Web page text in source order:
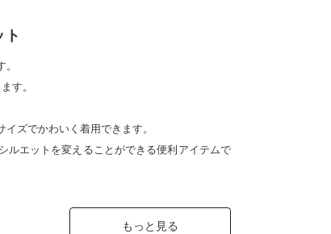
す。
ズでかわいく着用できます。
ルエットを変えることができる便利アイテムで
もっと見る